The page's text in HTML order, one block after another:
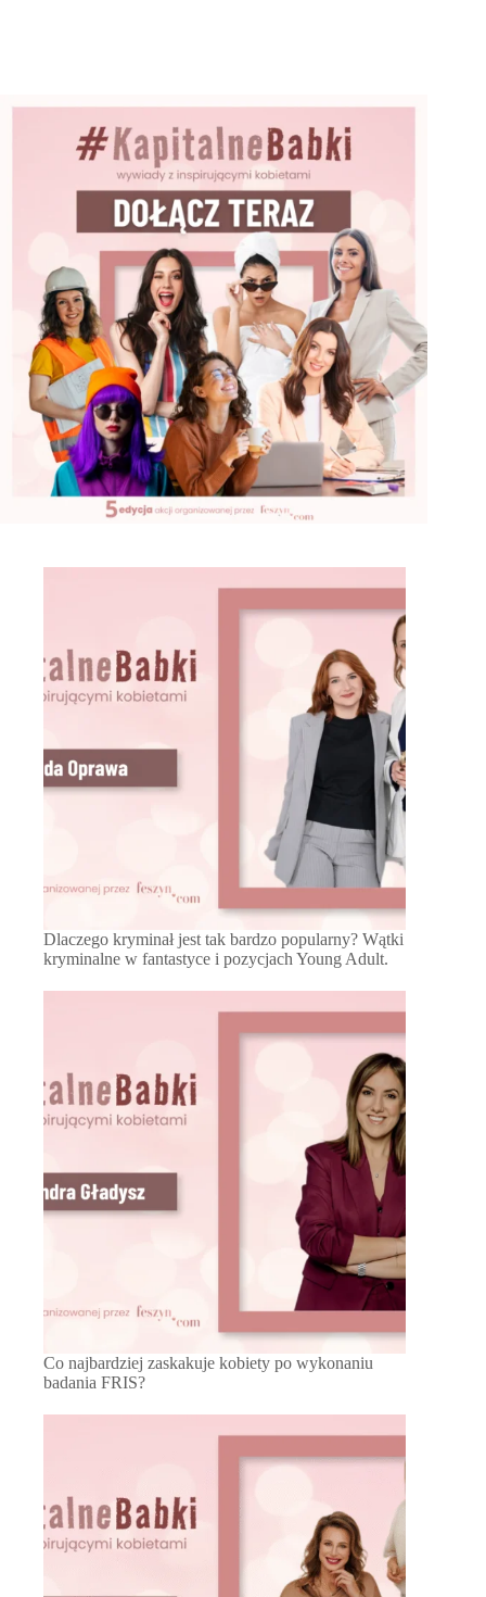
Dlaczego kryminał jest tak bardzo popularny? Wątki
kryminalne w fantastyce i pozycjach Young Adult.
Co najbardziej zaskakuje kobiety po wykonaniu
badania FRIS?